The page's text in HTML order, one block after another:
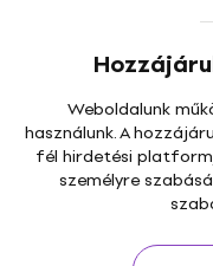
Weboldalunk
használunk. A
fél hirdetési
személyre